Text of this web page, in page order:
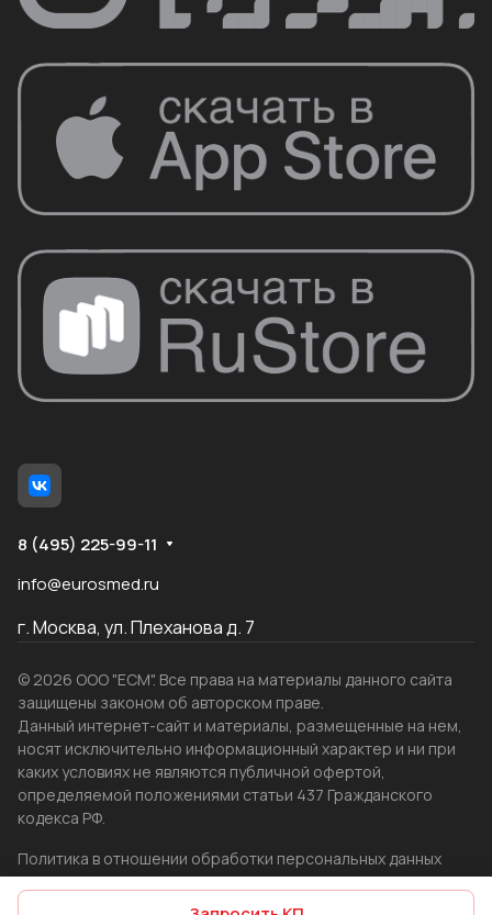
8 (495) 225-99-11
info@eurosmed.ru
г. Москва, ул. Плеханова д. 7
© 2026 ООО "ЕСМ". Все права на материалы данного сайта
защищены законом об авторском праве.
Данный интернет-сайт и материалы, размещенные на нем,
носят исключительно информационный характер и ни при
каких условиях не являются публичной офертой,
определяемой положениями статьи 437 Гражданского
кодекса РФ.
Политика в отношении обработки персональных данных
Создание сайта